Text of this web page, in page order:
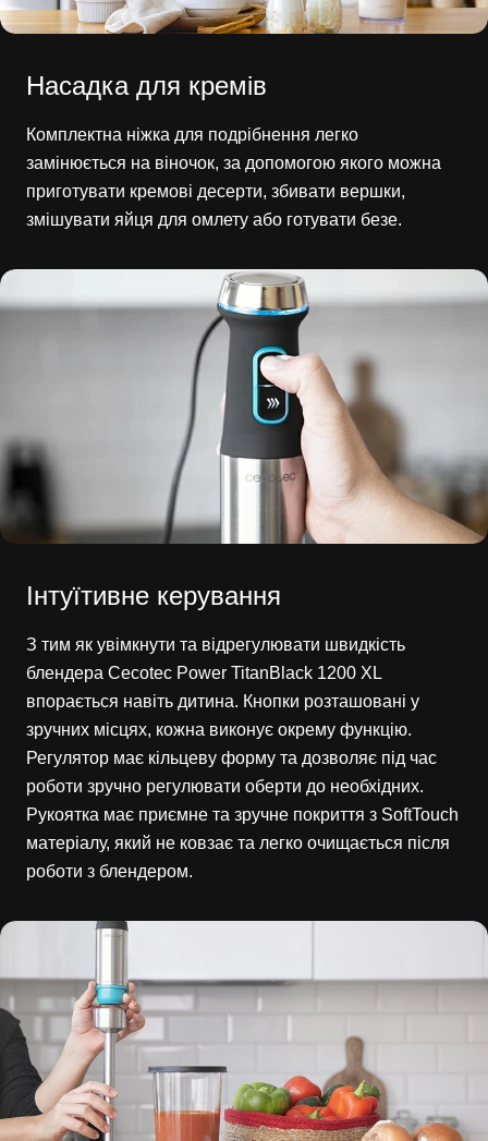
Насадка для кремів
Комплектна ніжка для подрібнення легко
замінюється на віночок, за допомогою якого можна
приготувати кремові десерти, збивати вершки,
змішувати яйця для омлету або готувати безе.
Інтуїтивне керування
З тим як увімкнути та відрегулювати швидкість
блендера Cecotec Power TitanBlack 1200 XL
впорається навіть дитина. Кнопки розташовані у
зручних місцях, кожна виконує окрему функцію.
Регулятор має кільцеву форму та дозволяє під час
роботи зручно регулювати оберти до необхідних.
Рукоятка має приємне та зручне покриття з SoftTouch
матеріалу, який не ковзає та легко очищається після
роботи з блендером.